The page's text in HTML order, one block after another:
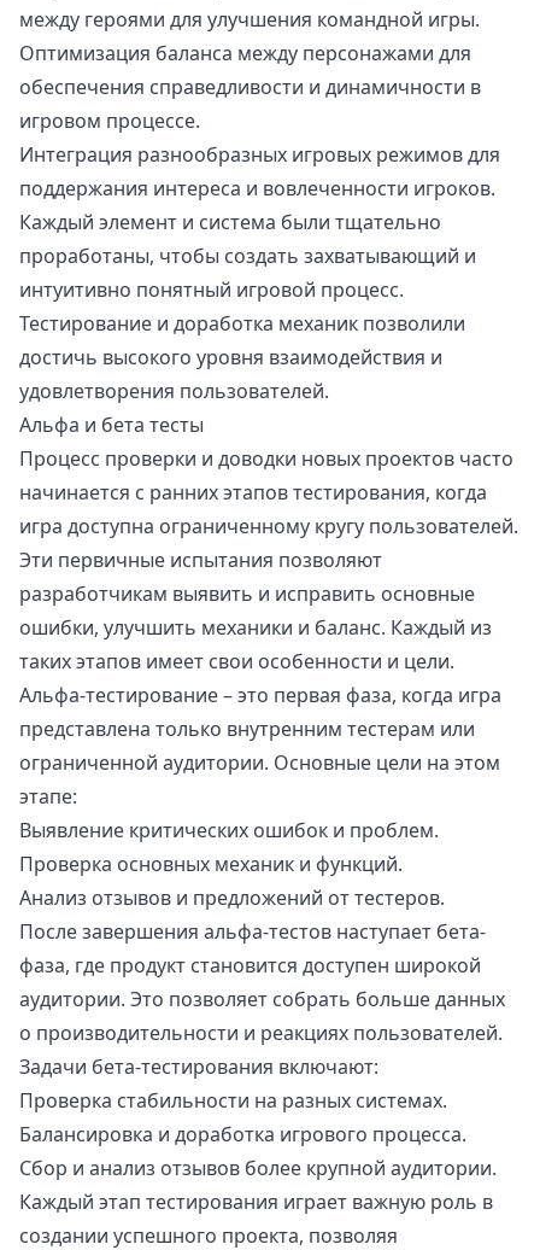
между героями для улучшения командной игры.
Оптимизация баланса между персонажами для
обеспечения справедливости и динамичности в
игровом процессе.
Интеграция разнообразных игровых режимов для
поддержания интереса и вовлеченности игроков.
Каждый элемент и система были тщательно
проработаны, чтобы создать захватывающий и
интуитивно понятный игровой процесс.
Тестирование и доработка механик позволили
достичь высокого уровня взаимодействия и
удовлетворения пользователей.
Альфа и бета тесты
Процесс проверки и доводки новых проектов часто
начинается с ранних этапов тестирования, когда
игра доступна ограниченному кругу пользователей.
Эти первичные испытания позволяют
разработчикам выявить и исправить основные
ошибки, улучшить механики и баланс. Каждый из
таких этапов имеет свои особенности и цели.
Альфа-тестирование – это первая фаза, когда игра
представлена только внутренним тестерам или
ограниченной аудитории. Основные цели на этом
этапе:
Выявление критических ошибок и проблем.
Проверка основных механик и функций.
Анализ отзывов и предложений от тестеров.
После завершения альфа-тестов наступает бета-
фаза, где продукт становится доступен широкой
аудитории. Это позволяет собрать больше данных
о производительности и реакциях пользователей.
Задачи бета-тестирования включают:
Проверка стабильности на разных системах.
Балансировка и доработка игрового процесса.
Сбор и анализ отзывов более крупной аудитории.
Каждый этап тестирования играет важную роль в
создании успешного проекта, позволяя